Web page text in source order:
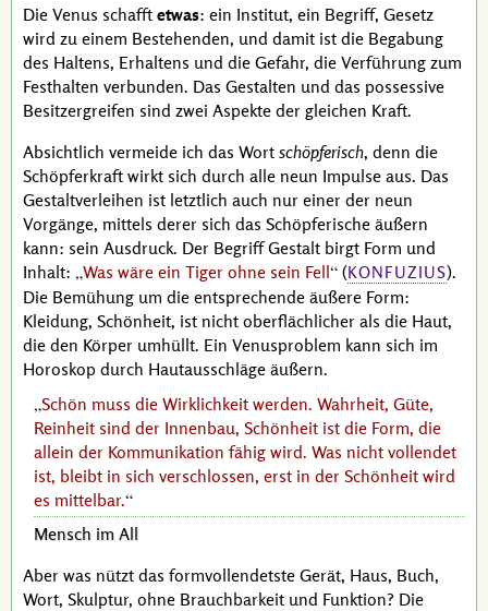
Die Venus schafft etwas: ein Institut, ein Begriff, Gesetz
wird zu einem Bestehenden, und damit ist die Begabung
des Haltens, Erhaltens und die Gefahr, die Verführung zum
Festhalten verbunden. Das Gestalten und das possessive
Besitzergreifen sind zwei Aspekte der gleichen Kraft.
Absichtlich vermeide ich das Wort schöpferisch, denn die
Schöpferkraft wirkt sich durch alle neun Impulse aus. Das
Gestaltverleihen ist letztlich auch nur einer der neun
Vorgänge, mittels derer sich das Schöpferische äußern
kann: sein Ausdruck. Der Begriff Gestalt birgt Form und
Inhalt: Was wäre ein Tiger ohne sein Fell (KONFUZIUS).
Die Bemühung um die entsprechende äußere Form:
Kleidung, Schönheit, ist nicht oberflächlicher als die Haut,
die den Körper umhüllt. Ein Venusproblem kann sich im
Horoskop durch Hautausschläge äußern.
Schön muss die Wirklichkeit werden. Wahrheit, Güte,
Reinheit sind der Innenbau, Schönheit ist die Form, die
allein der Kommunikation fähig wird. Was nicht vollendet
ist, bleibt in sich verschlossen, erst in der Schönheit wird
es mittelbar.
Mensch im All
Aber was nützt das formvollendetste Gerät, Haus, Buch,
Wort, Skulptur, ohne Brauchbarkeit und Funktion? Die